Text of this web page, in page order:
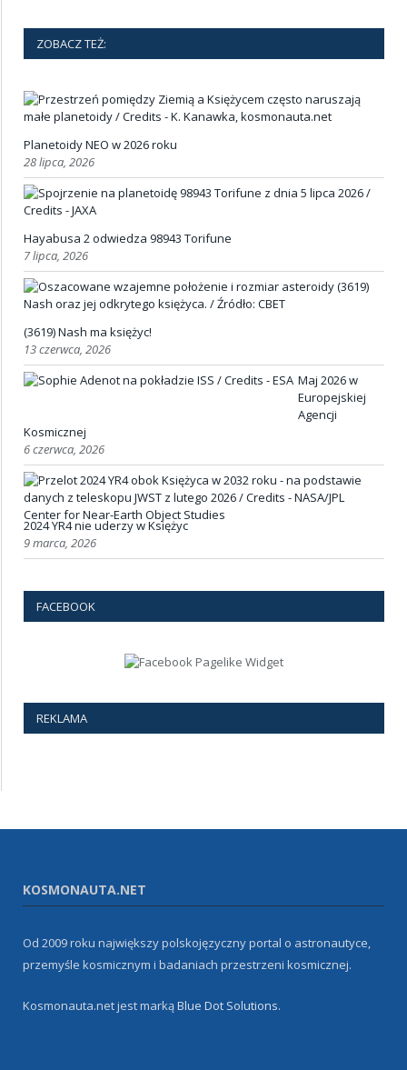
ZOBACZ TEŻ:
Planetoidy NEO w 2026 roku
28 lipca, 2026
Hayabusa 2 odwiedza 98943 Torifune
7 lipca, 2026
(3619) Nash ma księżyc!
13 czerwca, 2026
Maj 2026 w
Europejskiej
Agencji
Kosmicznej
6 czerwca, 2026
2024 YR4 nie uderzy w Księżyc
9 marca, 2026
FACEBOOK
REKLAMA
KOSMONAUTA.NET
Od 2009 roku największy polskojęzyczny portal o astronautyce,
przemyśle kosmicznym i badaniach przestrzeni kosmicznej.
Kosmonauta.net jest markąBlue Dot Solutions.